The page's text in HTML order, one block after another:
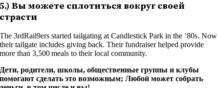
5.) Вы можете сплотиться вокруг своей
страсти
The 3rdRail9ers started tailgating at Candlestick Park in the ’80s. Now
their tailgate includes giving back. Their fundraiser helped provide
more than 3,500 meals to their local community.
Дети, родители, школы, общественные группы и клубы
помогают сделать это возможным; Любой может собрать